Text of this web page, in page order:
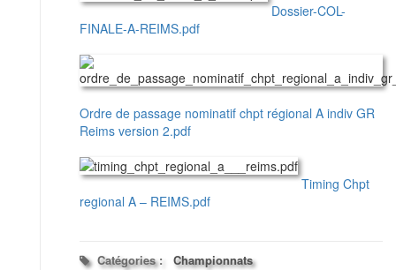
Dossier-COL-
FINALE-A-REIMS.pdf
Ordre de passage nominatif chpt régional A indiv GR
Reims version 2.pdf
Timing Chpt
regional A – REIMS.pdf
Catégories : Championnats